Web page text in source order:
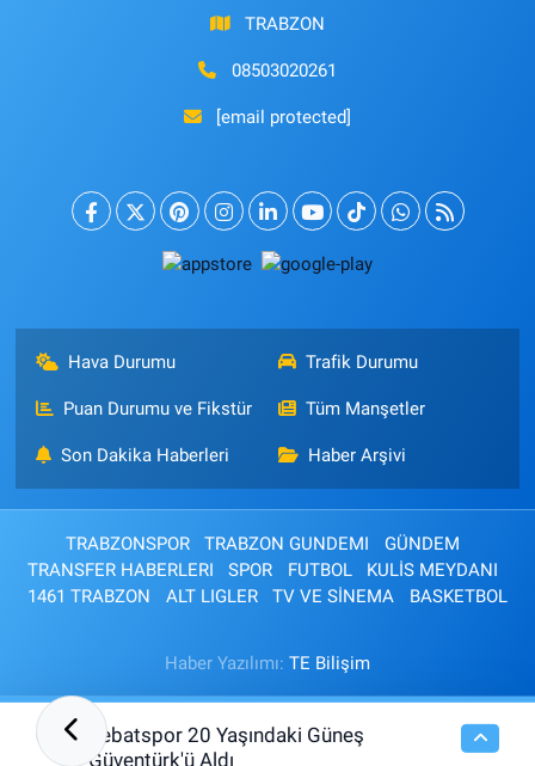
TRABZON
08503020261
[email protected]
Hava Durumu Trafik Durumu
Puan Durumu ve Fikstür Tüm Manşetler
Son Dakika Haberleri Haber Arşivi
TRABZONSPOR TRABZON GUNDEMI
GÜNDEM
TRANSFER HABERLERI
SPOR FUTBOL
KULİS MEYDANI
1461 TRABZON
ALT LIGLER TV VE SİNEMA BASKETBOL
Haber Yazılımı: TE Bilişim
01:30
Sebatspor 20 Yaşındaki Güneş
Güventürk'ü Aldı